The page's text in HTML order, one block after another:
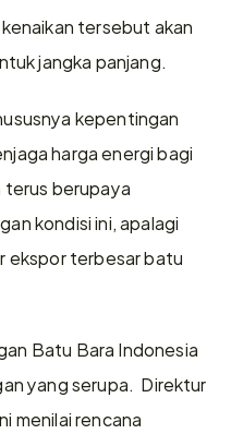
tersebut akan
jangka panjang.
kepentingan
harga energi bagi
berupaya
kondisi ini, apalagi
ekspor terbesar batu
Batu Bara Indonesia
yang serupa.  Direktur
menilai rencana